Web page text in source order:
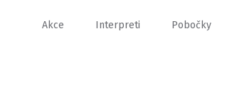
Akce Interpreti Pobočky